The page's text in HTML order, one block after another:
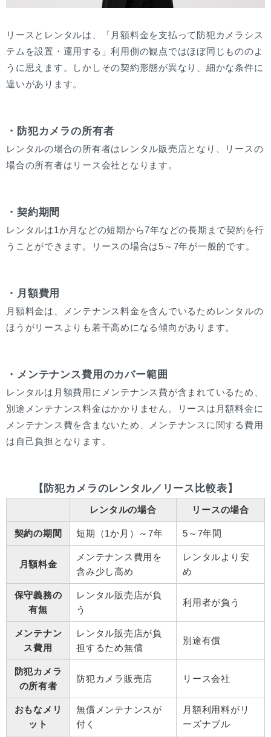
リースとレンタルは、「月額料金を支払って防犯カメラシス
テムを設置・運用する」利用側の観点ではほぼ同じもののよ
うに思えます。しかしその契約形態が異なり、細かな条件に
違いがあります。
・防犯カメラの所有者
レンタルの場合の所有者はレンタル販売店となり、リースの
場合の所有者はリース会社となります。
・契約期間
レンタルは1か月などの短期から7年などの長期まで契約を行
うことができます。リースの場合は5～7年が一般的です。
・月額費用
月額料金は、メンテナンス料金を含んでいるためレンタルの
ほうがリースよりも若干高めになる傾向があります。
・メンテナンス費用のカバー範囲
レンタルは月額費用にメンテナンス費が含まれているため、
別途メンテナンス料金はかかりません。リースは月額料金に
メンテナンス費を含まないため、メンテナンスに関する費用
は自己負担となります。
【防犯カメラのレンタル／リース比較表】
レンタルの場合 リースの場合
契約の期間 短期（1か月）～7年 5～7年間
月額料金
メンテナンス費用を
含み少し高め
レンタルより安
め
保守義務の
有無
レンタル販売店が負
う
利用者が負う
メンテナン
ス費用
レンタル販売店が負
担するため無償
別途有償
防犯カメラ
の所有者
防犯カメラ販売店 リース会社
おもなメリ
ット
無償メンテナンスが
付く
月額利用料がリ
ーズナブル